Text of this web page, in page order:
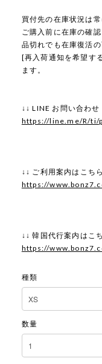
買付先の在庫状況は常
ご購入前に在庫の確
品切れでも在庫復活
[再入荷通知を希望す
ます。
↓↓ LINE お問い合わせ
https://line.me/R/ti/
↓↓ ご利用案内はこち
https://
↓↓ 韓国代行案内はこ
https://
種類
数量